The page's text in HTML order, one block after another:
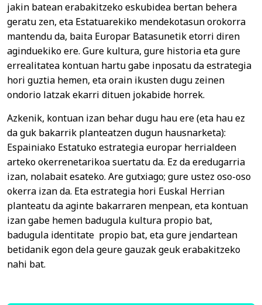
jakin batean erabakitzeko eskubidea bertan behera
geratu zen, eta Estatuarekiko mendekotasun orokorra
mantendu da, baita Europar Batasunetik etorri diren
aginduekiko ere. Gure kultura, gure historia eta gure
errealitatea kontuan hartu gabe inposatu da estrategia
hori guztia hemen, eta orain ikusten dugu zeinen
ondorio latzak ekarri dituen jokabide horrek.
Azkenik, kontuan izan behar dugu hau ere (eta hau ez
da guk bakarrik planteatzen dugun hausnarketa):
Espainiako Estatuko estrategia europar herrialdeen
arteko okerrenetarikoa suertatu da. Ez da eredugarria
izan, nolabait esateko. Are gutxiago; gure ustez oso-oso
okerra izan da. Eta estrategia hori Euskal Herrian
planteatu da aginte bakarraren menpean, eta kontuan
izan gabe hemen badugula kultura propio bat,
badugula identitate propio bat, eta gure jendartean
betidanik egon dela geure gauzak geuk erabakitzeko
nahi bat.